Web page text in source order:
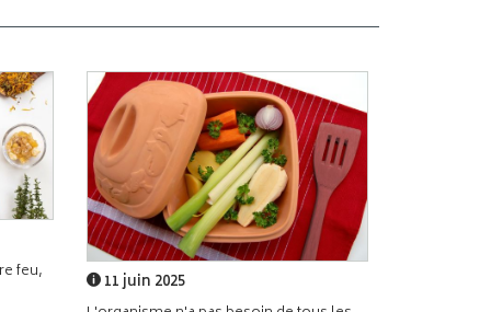
feu,
11 juin 2025